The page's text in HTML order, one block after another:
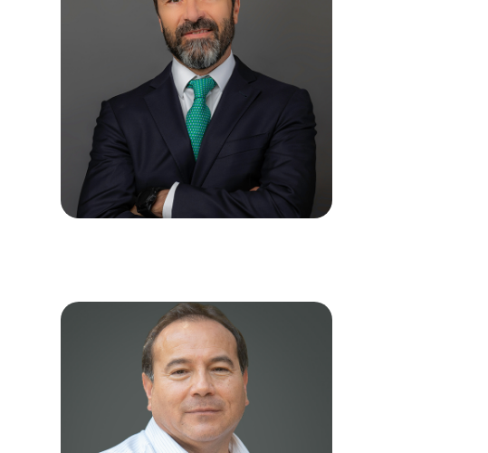
MANUEL DÍAZ
Managing Counsel
Americas